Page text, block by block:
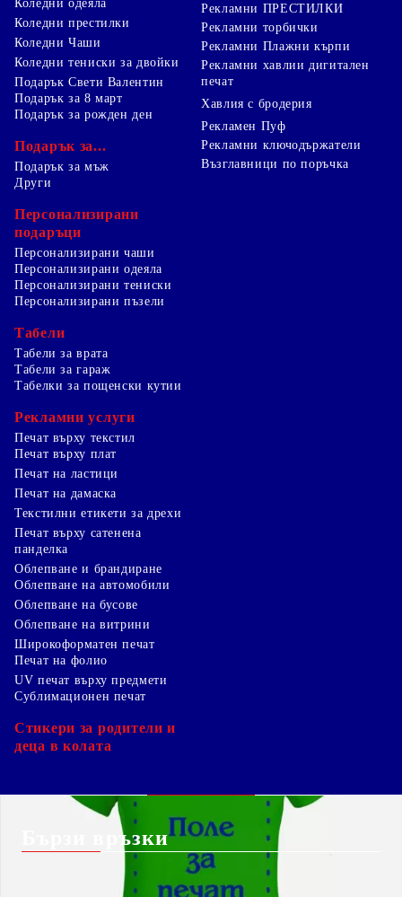
Коледни одеяла
Коледни престилки
Коледни Чаши
Коледни тениски за двойки
Подарък Свети Валентин
Подарък за 8 март
Подарък за рожден ден
Подарък за...
Подарък за мъж
Рекламни ПРЕСТИЛКИ
Рекламни торбички
Рекламни Плажни кърпи
Рекламни хавлии дигитален
печат
Хавлия с бродерия
Рекламен Пуф
Рекламни ключодържатели
Възглавници по поръчка
Други
Персонализирани
подаръци
Персонализирани чаши
Персонализирани одеяла
Персонализирани тениски
Персонализирани пъзели
Табели
Табели за врата
Табели за гараж
Табелки за пощенски кутии
Рекламни услуги
Печат върху текстил
Печат върху плат
Печат на ластици
Печат на дамаска
Текстилни етикети за дрехи
Печат върху сатенена
панделка
Облепване и брандиране
Облепване на автомобили
Облепване на бусове
Облепване на витрини
Широкоформатен печат
Печат на фолио
UV печат върху предмети
Сублимационен печат
Стикери за родители и
деца в колата
Бързи връзки
Блог